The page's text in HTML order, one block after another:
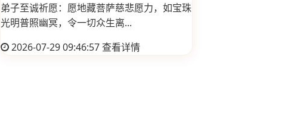
弟子至诚祈愿：愿地藏菩萨慈悲愿力，如宝珠
光明普照幽冥，令一切众生离...
2026-07-29 09:46:57查看详情